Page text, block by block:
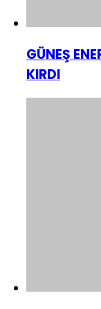
GÜNEŞ
KIRDI